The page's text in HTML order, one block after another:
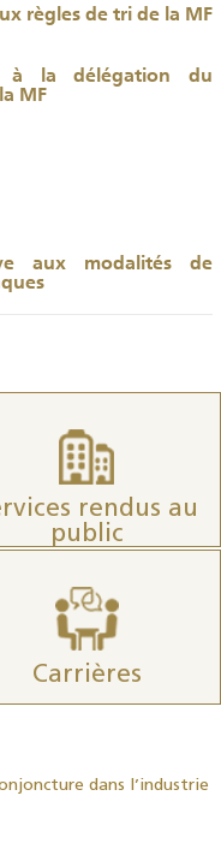
règles de tri de la MF
à la délégation du
MF
aux modalités de
rendus au
public
Carrières
dans l’industrie